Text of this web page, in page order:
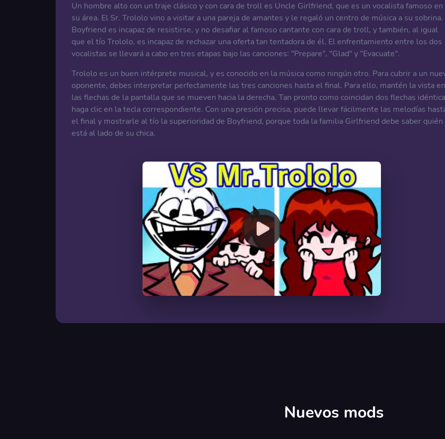
Un hombre alto con un traje clásico y con cara de troll es Uncle Girlfriend, que es un vocalista famoso en
su área. El Sr. Trololo vino a visitar a una pareja de amantes y le regaló un centro de música a su sobrina.
Boyfriend es incapaz de resistirse, y no desafiar al famoso cantante con cara de troll, y también, al igual
que el tío Trololo, es incapaz de rechazar una oferta tan tentadora de él. El enfrentamiento entre los dos
vocalistas se llevará a cabo en tres etapas bajo las canciones: "Prepare", "Glad" y "Evacuate".
Trololo es un buen intérprete musical, y es conocido en la música como ningún otro. Para cubrir a un
oponente, debes interpretar perfectamente las tres canciones hasta el final. Para ello, mantén la vista en
las flechas de la pantalla que se mueven hacia la derecha. Tan pronto como coincidan dos flechas
haga clic en la tecla correspondiente. Con una presión precisa, puede llevar fácilmente las melodías
el final y mostrarle al tío la superioridad de Boyfriend, porque toda la familia Girlfriend debe saber quién
está al lado de su chica.
Nuevos mods